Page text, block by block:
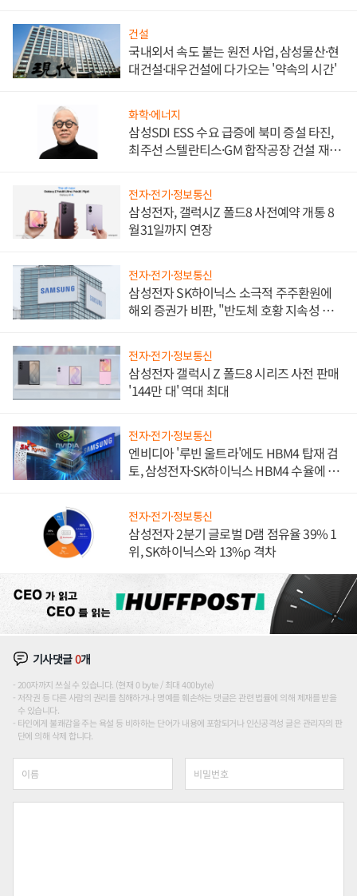
건설
국내외서 속도 붙는 원전 사업, 삼성물산·현
대건설·대우건설에 다가오는 '약속의 시간'
화학·에너지
삼성SDI ESS 수요 급증에 북미 증설 타진,
최주선 스텔란티스·GM 합작공장 건설 재추
전자·전기·정보통신
삼성전자, 갤럭시Z 폴드8 사전예약 개통 8
월31일까지 연장
전자·전기·정보통신
삼성전자 SK하이닉스 소극적 주주환원에
해외 증권가 비판, "반도체 호황 지속성 의
전자·전기·정보통신
삼성전자 갤럭시 Z 폴드8 시리즈 사전 판매
'144만 대' 역대 최대
전자·전기·정보통신
엔비디아 '루빈 울트라'에도 HBM4 탑재 검
토, 삼성전자·SK하이닉스 HBM4 수율에 주
전자·전기·정보통신
삼성전자 2분기 글로벌 D램 점유율 39% 1
위, SK하이닉스와 13%p 격차
기사댓글0개
200자까지 쓰실 수 있습니다. (현재 0 byte / 최대 400byte)
저작권 등 다른 사람의 권리를 침해하거나 명예를 훼손하는 댓글은 관련 법률에 의해 제재를 받을
수 있습니다.
타인에게 불쾌감을 주는 욕설 등 비하하는 단어가 내용에 포함되거나 인신공격성 글은 관리자의 판
단에 의해 삭제 합니다.